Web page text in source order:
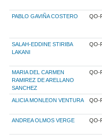
PABLO GAVIÑA COSTERO QO-
SALAH-EDDINE STIRIBA
LAKANI
QO-
MARIA DEL CARMEN
RAMIREZ DE ARELLANO
SANCHEZ
QO-
ALICIA MONLEON VENTURA QO-
ANDREA OLMOS VERGE QO-